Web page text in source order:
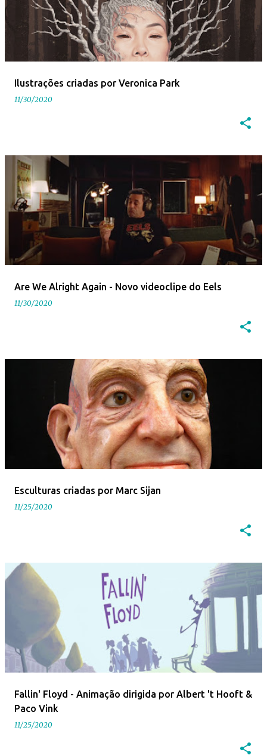
Ilustrações criadas por Veronica Park
11/30/2020
Are We Alright Again - Novo videoclipe do Eels
11/30/2020
Esculturas criadas por Marc Sijan
11/25/2020
Fallin' Floyd - Animação dirigida por Albert 't Hooft &
Paco Vink
11/25/2020